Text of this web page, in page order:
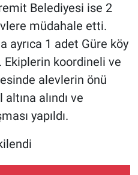
Belediyesi ise 2
müdahale etti.
ayrıca 1 adet Güre köy
koordineli ve
alevlerin önü
alındı ve
yapıldı.